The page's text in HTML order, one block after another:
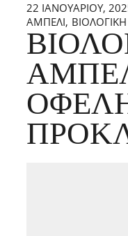
22 ΙΑΝΟΥΑΡΊΟΥ,
ΑΜΠΕΛΙ ΒΙΟΛΟΓΙΚΗ